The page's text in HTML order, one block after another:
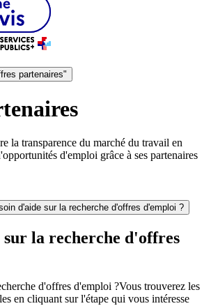
partenaires"
la transparence du marché du travail en
d'emploi grâce à ses partenaires
d'aide sur la recherche d'offres d'emploi ?
sur la recherche d'offres
d'offres d'emploi ?Vous trouverez les
en cliquant sur l'étape qui vous intéresse